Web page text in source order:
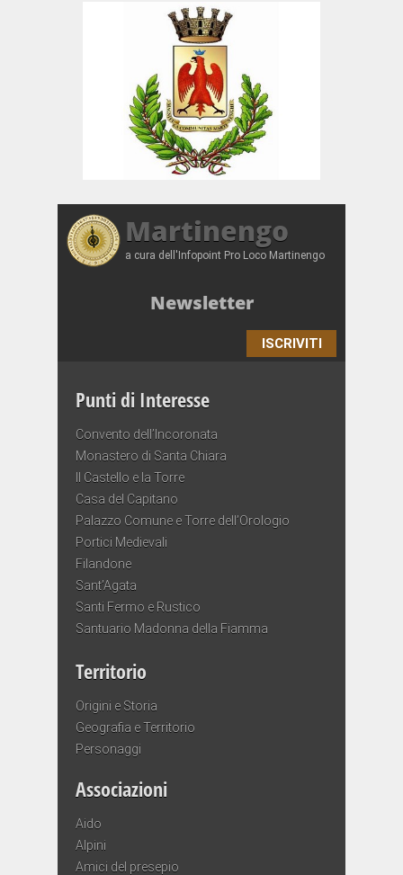
Martinengo
a cura dell'Infopoint Pro Loco Martinengo
Newsletter
ISCRIVITI
Punti di Interesse
Convento dell’Incoronata
Monastero di Santa Chiara
Il Castello e la Torre
Casa del Capitano
Palazzo Comune e Torre dell’Orologio
Portici Medievali
Filandone
Sant’Agata
Santi Fermo e Rustico
Santuario Madonna della Fiamma
Territorio
Origini e Storia
Geografia e Territorio
Personaggi
Associazioni
Aido
Alpini
Amici del presepio